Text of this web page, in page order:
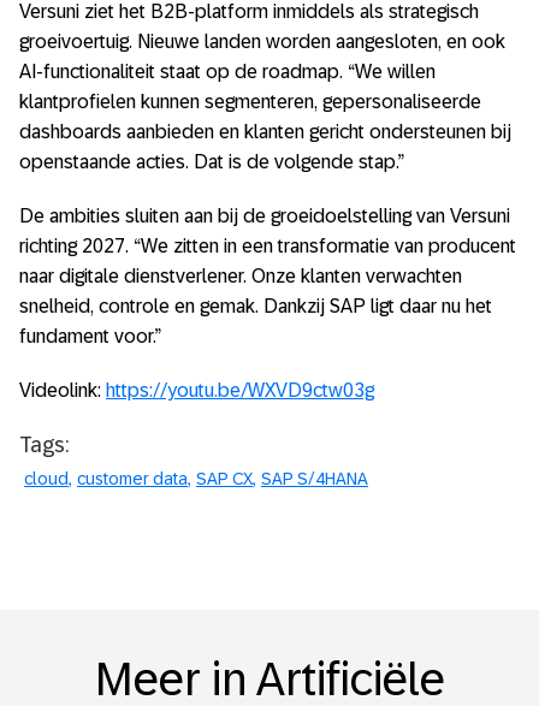
Versuni ziet het B2B-platform inmiddels als strategisch
groeivoertuig. Nieuwe landen worden aangesloten, en ook
AI-functionaliteit staat op de roadmap. “We willen
klantprofielen kunnen segmenteren, gepersonaliseerde
dashboards aanbieden en klanten gericht ondersteunen bij
openstaande acties. Dat is de volgende stap.”
De ambities sluiten aan bij de groeidoelstelling van Versuni
richting 2027. “We zitten in een transformatie van producent
naar digitale dienstverlener. Onze klanten verwachten
snelheid, controle en gemak. Dankzij SAP ligt daar nu het
fundament voor.”
Videolink: https://youtu.be/WXVD9ctw03g
Tags:
cloud customer data SAP CX SAP S/4HANA
Meer in Artificiële